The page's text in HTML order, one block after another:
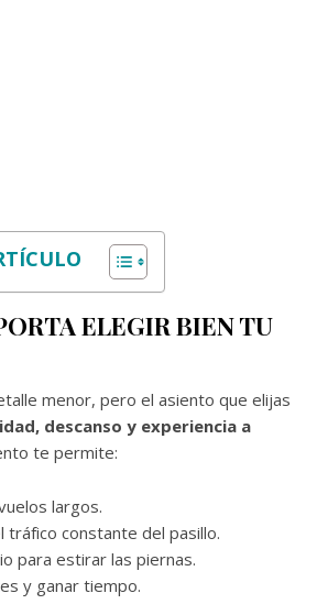
ELEGIR BIEN TU
menor, pero el asiento que elijas
descanso y experiencia a
te permite:
largos.
tráfico constante del pasillo.
para estirar las piernas.
y ganar tiempo.